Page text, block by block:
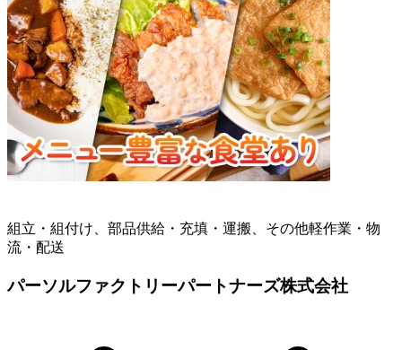
組立・組付け、部品供給・充填・運搬、その他軽作業・物
流・配送
パーソルファクトリーパートナーズ株式会社